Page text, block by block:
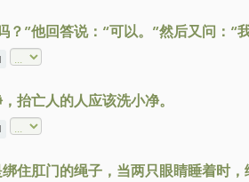
？”他回答说：“可以。”然后又问：
抬亡人的人应该洗小净。
住肛门的绳子，当两只眼睛睡着时，